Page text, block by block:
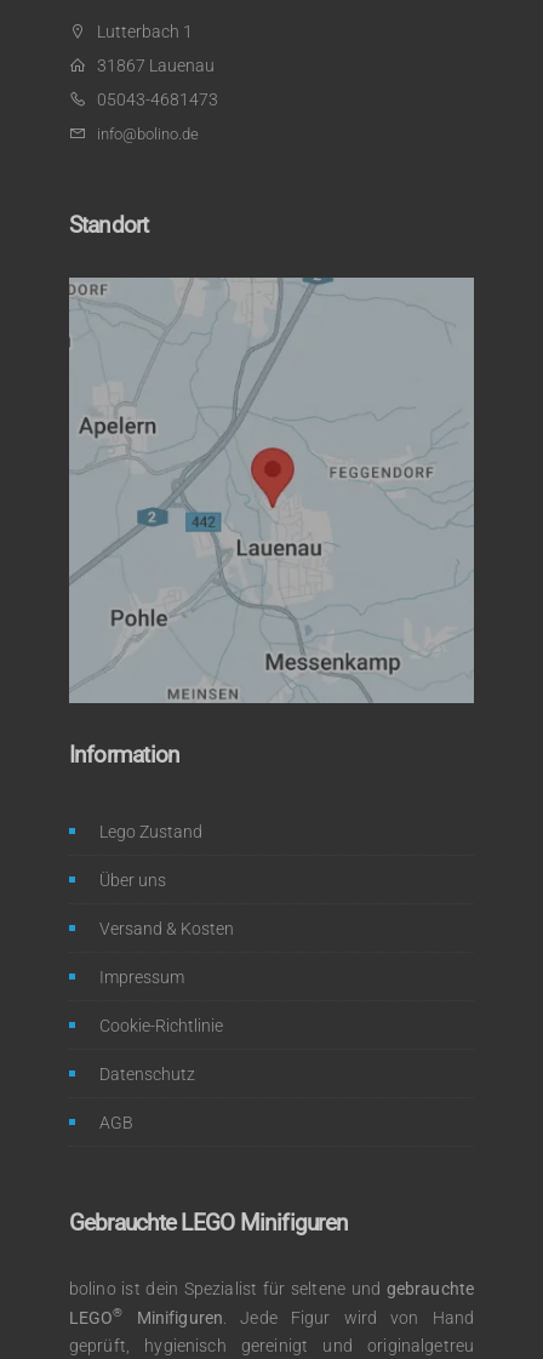
Lutterbach 1
31867 Lauenau
05043-4681473
info@bolino.de
Standort
Information
Lego Zustand
Über uns
Versand & Kosten
Impressum
Cookie-Richtlinie
Datenschutz
AGB
Gebrauchte LEGO Minifiguren
bolino ist dein Spezialist für seltene und gebrauchte
LEGO® Minifiguren. Jede Figur wird von Hand
geprüft, hygienisch gereinigt und originalgetreu